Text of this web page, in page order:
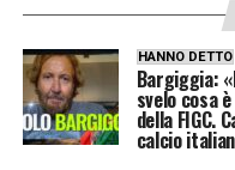
HANNO DETTO
Bargiggia:
svelo cosa
della FIGC.
calcio